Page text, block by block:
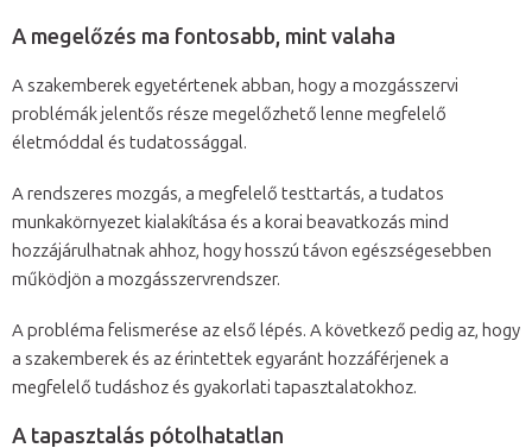
A megelőzés ma fontosabb, mint valaha
A szakemberek egyetértenek abban, hogy a mozgásszervi
problémák jelentős része megelőzhető lenne megfelelő
életmóddal és tudatossággal.
A rendszeres mozgás, a megfelelő testtartás, a tudatos
munkakörnyezet kialakítása és a korai beavatkozás mind
hozzájárulhatnak ahhoz, hogy hosszú távon egészségesebben
működjön a mozgásszervrendszer.
A probléma felismerése az első lépés. A következő pedig az, hogy
a szakemberek és az érintettek egyaránt hozzáférjenek a
megfelelő tudáshoz és gyakorlati tapasztalatokhoz.
A tapasztalás pótolhatatlan